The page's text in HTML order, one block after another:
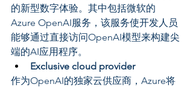
的新型数字体验。其中包括微软的
Azure OpenAI服务，该服务使开发人员
能够通过直接访问OpenAI模型来构建尖
端的AI应用程序。
Exclusive cloud provider
作为OpenAI的独家云供应商，Azure将